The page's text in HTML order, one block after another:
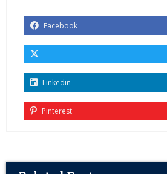
Facebook
Linkedin
Pinterest